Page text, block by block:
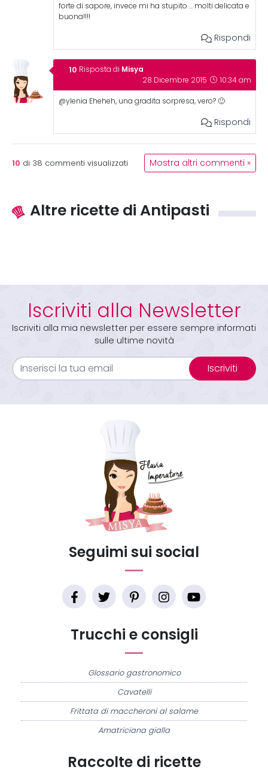
forte di sapore, invece mi ha stupito … molti delicata e
buona!!!!
Rispondi
Risposta di Misya
28 Dicembre 2015 10:34 am
@ylenia Eheheh, una gradita sorpresa, vero? 🙂
Rispondi
10 di 38 commenti visualizzati Mostra altri commenti »
Altre ricette di Antipasti
Iscriviti alla Newsletter
Iscriviti alla mia newsletter per essere sempre informati
sulle ultime novità
Iscriviti
Raccolte di ricette
Trucchi e consigli
Glossario gastronomico
Cavatelli
Frittata di maccheroni al salame
Amatriciana gialla
Seguimi sui social